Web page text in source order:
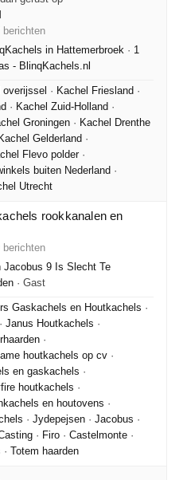
berichten
in Hattemerbroek · 1
- BlinqKachels.nl
overijssel · Kachel Friesland ·
· Kachel Zuid-Holland ·
Groningen · Kachel Drenthe
Kachel Gelderland ·
Flevo polder·
buiten Nederland ·
Utrecht
rookkanalen en
berichten
Jacobus 9 Is Slecht Te
· Gast
Gaskachels en Houtkachels ·
· Janus Houtkachels ·
·
houtkachels op cv ·
en gaskachels ·
houtkachels ·
en houtovens ·
· Jydepejsen · Jacobus ·
· Firo · Castelmonte ·
· Totem haarden